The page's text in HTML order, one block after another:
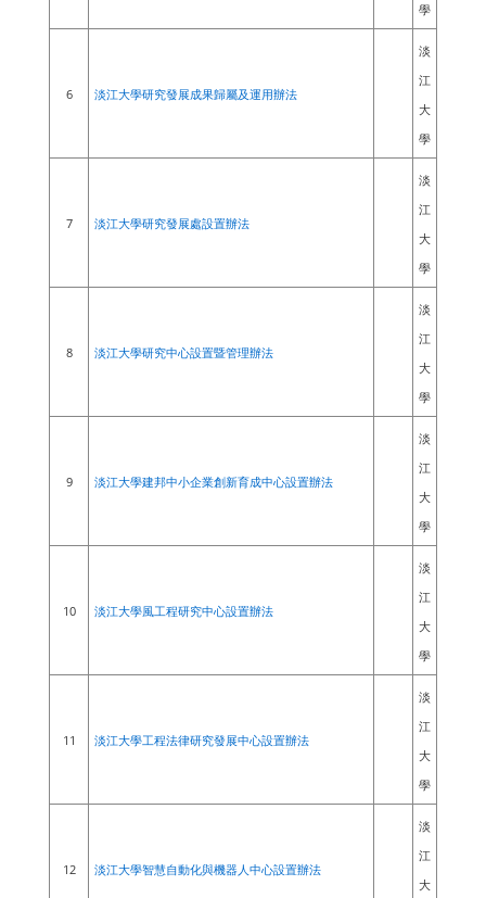
學
6 淡江大學研究發展成果歸屬及運用辦法
淡
江
大
學
7 淡江大學研究發展處設置辦法
淡
江
大
學
8 淡江大學研究中心設置暨管理辦法
淡
江
大
學
9 淡江大學建邦中小企業創新育成中心設置辦法
淡
江
大
學
10 淡江大學風工程研究中心設置辦法
淡
江
大
學
11 淡江大學工程法律研究發展中心設置辦法
淡
江
大
學
12 淡江大學智慧自動化與機器人中心設置辦法
淡
江
大